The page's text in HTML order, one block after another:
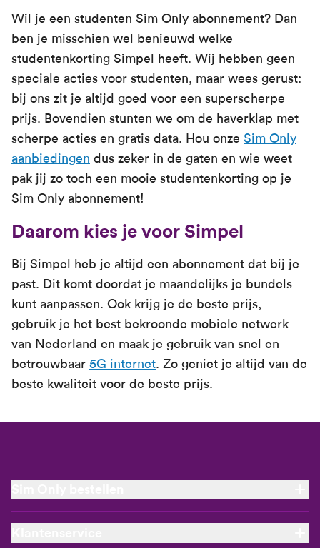
Wil je een studenten Sim Only abonnement? Dan
ben je misschien wel benieuwd welke
studentenkorting Simpel heeft. Wij hebben geen
speciale acties voor studenten, maar wees gerust:
bij ons zit je altijd goed voor een superscherpe
prijs. Bovendien stunten we om de haverklap met
scherpe acties en gratis data. Hou onze Sim Only
aanbiedingen dus zeker in de gaten en wie weet
pak jij zo toch een mooie studentenkorting op je
Sim Only abonnement!
Daarom kies je voor Simpel
Bij Simpel heb je altijd een abonnement dat bij je
past. Dit komt doordat je maandelijks je bundels
kunt aanpassen. Ook krijg je de beste prijs,
gebruik je het best bekroonde mobiele netwerk
van Nederland en maak je gebruik van snel en
betrouwbaar 5G internet. Zo geniet je altijd van de
beste kwaliteit voor de beste prijs.
Verlengen